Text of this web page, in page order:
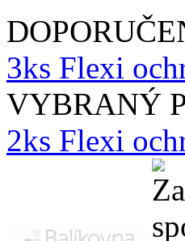
3ks Flexi
VYBRANÝ
2ks Flexi